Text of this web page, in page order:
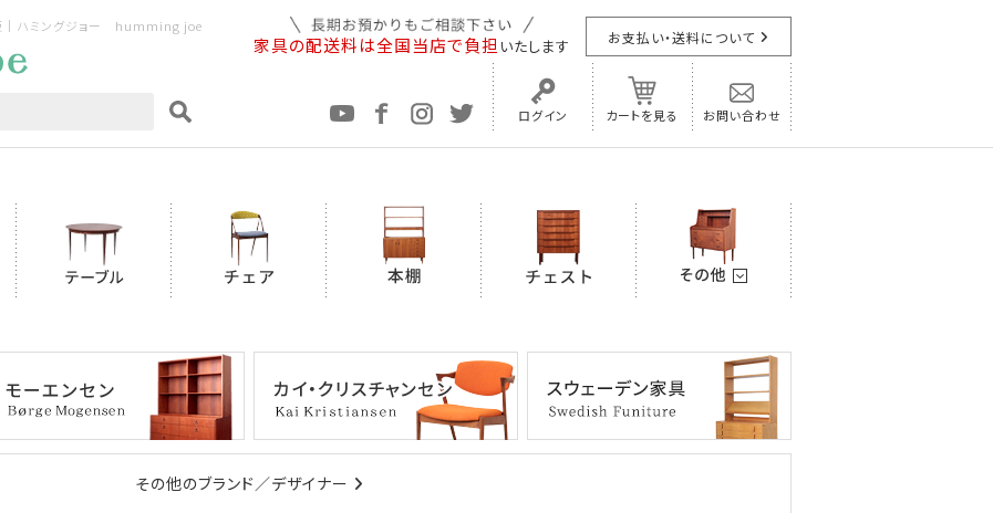
｜ハミングジョー humming joe
家具の配送料は全国当店で負担 いたします お支払い・送料について
ログイン カートを見る お問い合わせ
その他のブランド／デザイナー